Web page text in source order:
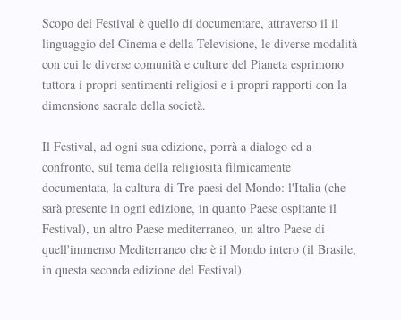
Scopo del Festival è quello di documentare, attraverso il il
linguaggio del Cinema e della Televisione, le diverse modalità
con cui le diverse comunità e culture del Pianeta esprimono
tuttora i propri sentimenti religiosi e i propri rapporti con la
dimensione sacrale della società.
Il Festival, ad ogni sua edizione, porrà a dialogo ed a
confronto, sul tema della religiosità filmicamente
documentata, la cultura di Tre paesi del Mondo: l'Italia (che
sarà presente in ogni edizione, in quanto Paese ospitante il
Festival), un altro Paese mediterraneo, un altro Paese di
quell'immenso Mediterraneo che è il Mondo intero (il Brasile,
in questa seconda edizione del Festival).